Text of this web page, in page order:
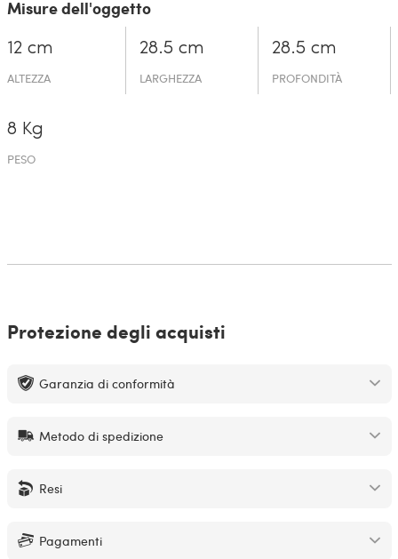
Misure dell'oggetto
12 cm
ALTEZZA
28.5 cm
LARGHEZZA
28.5 cm
PROFONDITÀ
8 Kg
PESO
Protezione degli acquisti
Garanzia di conformità
Metodo di spedizione
Resi
Pagamenti